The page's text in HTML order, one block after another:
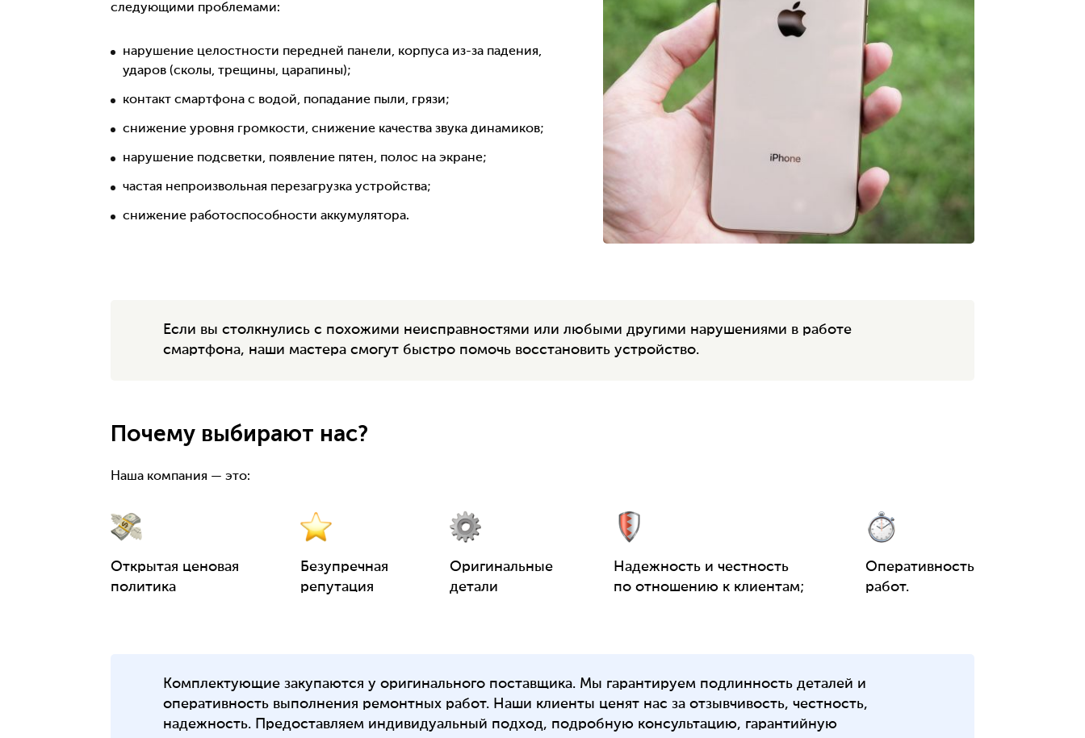
следующими проблемами:
нарушение целостности передней панели, корпуса из-за падения,
ударов (сколы, трещины, царапины);
контакт смартфона с водой, попадание пыли, грязи;
снижение уровня громкости, снижение качества звука динамиков;
нарушение подсветки, появление пятен, полос на экране;
частая непроизвольная перезагрузка устройства;
снижение работоспособности аккумулятора.
Если вы столкнулись с похожими неисправностями или любыми другими нарушениями в работе
смартфона, наши мастера смогут быстро помочь восстановить устройство.
Почему выбирают нас?
Наша компания — это:
Открытая ценовая
политика
Безупречная
репутация
Оригинальные
детали
Надежность и честность
по отношению к клиентам;
Оперативность
работ.
Комплектующие закупаются у оригинального поставщика. Мы гарантируем подлинность деталей и
оперативность выполнения ремонтных работ. Наши клиенты ценят нас за отзывчивость, честность,
надежность. Предоставляем индивидуальный подход, подробную консультацию, гарантийную